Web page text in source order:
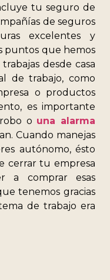
tu seguro de
de seguros
excelentes y
puntos que hemos
desde casa
de trabajo, como
o productos
es importante
o una alarma
Cuando manejas
autónomo, ésto
cerrar tu empresa
a comprar esas
tenemos gracias
de trabajo era